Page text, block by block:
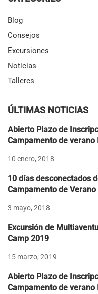
Blog
Consejos
Excursiones
Noticias
Talleres
ÚLTIMAS NOTICIAS
Abierto Plazo de
Campamento de verano
10 enero, 2018
10 días desconectados
Campamento de Verano
3 mayo, 2018
Excursión de
Camp 2019
15 marzo, 2019
Abierto Plazo de
Campamento de verano